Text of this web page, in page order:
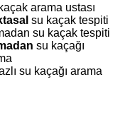
arama ustası
su kaçak tespiti
su kaçak tespiti
su kaçağı
su kaçağı arama